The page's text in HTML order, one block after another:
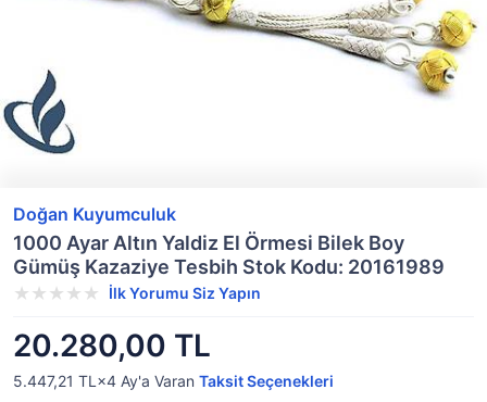
Doğan Kuyumculuk
1000 Ayar Altın Yaldiz El Örmesi Bilek Boy
Gümüş Kazaziye Tesbih Stok Kodu: 20161989
İlk Yorumu Siz Yapın
20.280,00 TL
5.447,21 TL×4 Ay'a Varan Taksit Seçenekleri